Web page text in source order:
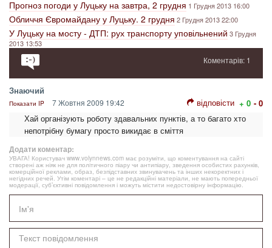
Прогноз погоди у Луцьку на завтра, 2 грудня 1 Грудня 2013 16:00
Обличчя Євромайдану у Луцьку. 2 грудня 2 Грудня 2013 22:00
У Луцьку на мосту - ДТП: рух транспорту уповільнений 3 Грудня
2013 13:53
Коментарів: 1
Знаючий
Показати IP 7 Жовтня 2009 19:42 відповісти + 0 - 0
Хай організують роботу здавальних пунктів, а то багато хто
непотрібну бумагу просто викидає в сміття
Додати коментар:
УВАГА! Користувач www.volynnews.com має розуміти, що коментування на сайті
створені аж ніяк не для політичного піару чи антипіару, зведення особистих рахунків,
комерційної реклами, образ, безпідставних звинувачень та інших некоректних і
негідних речей. Утім коментарі – це не редакційні матеріали, не мають попередньої
модерації, суб’єктивні повідомлення і можуть містити недостовірну інформацію.